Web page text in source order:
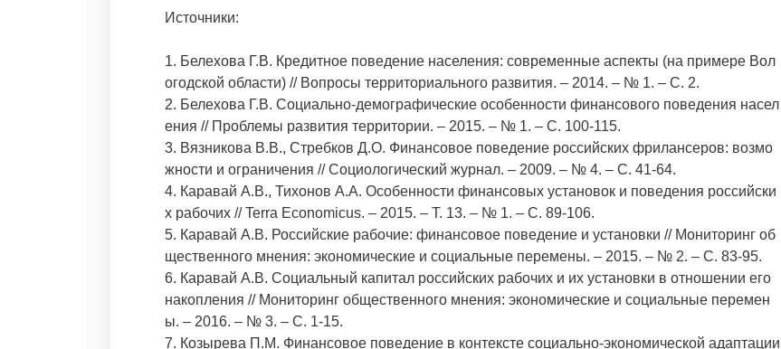
Источники:
1. Белехова Г.В. Кредитное поведение населения: современные аспекты (на примере Вол
огодской области) // Вопросы территориального развития. – 2014. – № 1. – С. 2.
2. Белехова Г.В. Социально-демографические особенности финансового поведения насел
ения // Проблемы развития территории. – 2015. – № 1. – С. 100-115.
3. Вязникова В.В., Стребков Д.О. Финансовое поведение российских фрилансеров: возмо
жности и ограничения // Социологический журнал. – 2009. – № 4. – С. 41-64.
4. Каравай А.В., Тихонов А.А. Особенности финансовых установок и поведения российски
х рабочих // Terra Economicus. – 2015. – Т. 13. – № 1. – С. 89-106.
5. Каравай А.В. Российские рабочие: финансовое поведение и установки // Мониторинг об
щественного мнения: экономические и социальные перемены. – 2015. – № 2. – С. 83-95.
6. Каравай А.В. Социальный капитал российских рабочих и их установки в отношении его
накопления // Мониторинг общественного мнения: экономические и социальные перемен
ы. – 2016. – № 3. – С. 1-15.
7. Козырева П.М. Финансовое поведение в контексте социально-экономической адаптации